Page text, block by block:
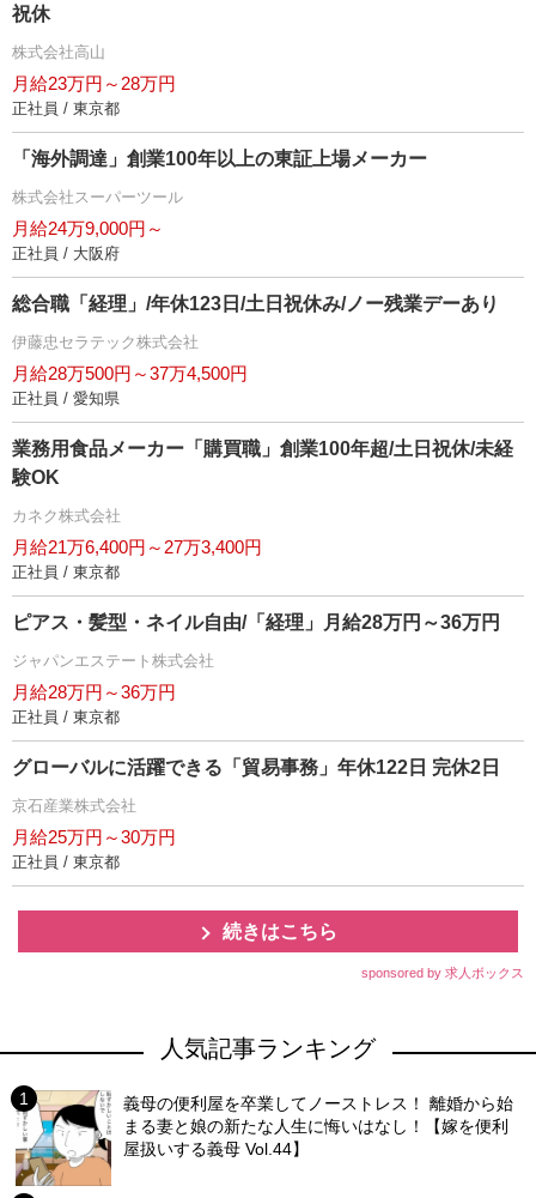
祝休
株式会社高山
月給23万円～28万円
正社員 / 東京都
「海外調達」創業100年以上の東証上場メーカー
株式会社スーパーツール
月給24万9,000円～
正社員 / 大阪府
総合職「経理」/年休123日/土日祝休み/ノー残業デーあり
伊藤忠セラテック株式会社
月給28万500円～37万4,500円
正社員 / 愛知県
業務用食品メーカー「購買職」創業100年超/土日祝休/未経
験OK
カネク株式会社
月給21万6,400円～27万3,400円
正社員 / 東京都
ピアス・髪型・ネイル自由/「経理」月給28万円～36万円
ジャパンエステート株式会社
月給28万円～36万円
正社員 / 東京都
グローバルに活躍できる「貿易事務」年休122日 完休2日
京石産業株式会社
月給25万円～30万円
正社員 / 東京都
続きはこちら
sponsored by 求人ボックス
人気記事ランキング
義母の便利屋を卒業してノーストレス！ 離婚から始
まる妻と娘の新たな人生に悔いはなし！【嫁を便利
屋扱いする義母 Vol.44】